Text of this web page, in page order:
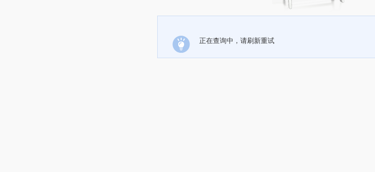
正在查询中，请刷新重试